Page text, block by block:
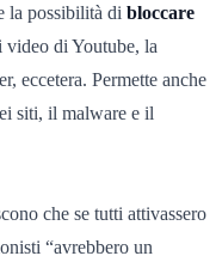
la possibilità di bloccare
di Youtube, la
eccetera. Permette anche
siti, il malware e il
che se tutti attivassero
“avrebbero un